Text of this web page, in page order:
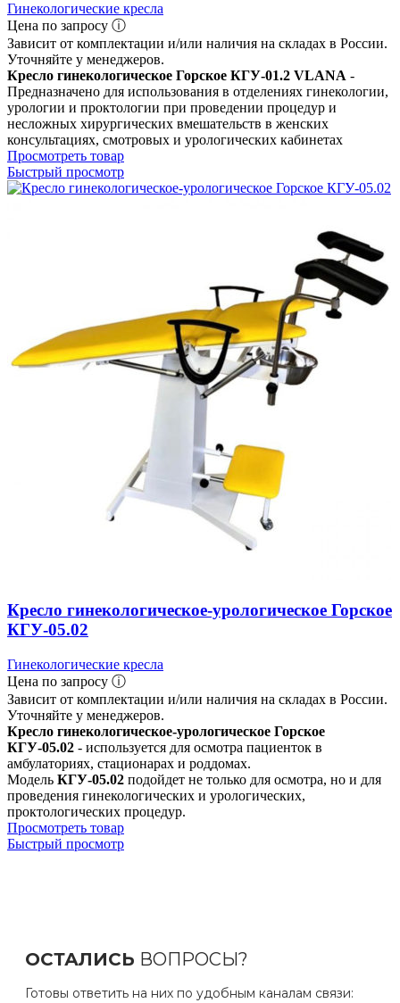
Гинекологические кресла
Цена по запросу ⓘ
Зависит от комплектации и/или наличия на складах в России.
Уточняйте у менеджеров.
Кресло гинекологическое Горское КГУ-01.2 VLANA -
Предназначено для использования в отделениях гинекологии,
урологии и проктологии при проведении процедур и
несложных хирургических вмешательств в женских
консультациях, смотровых и урологических кабинетах
Просмотреть товар
Быстрый просмотр
Кресло гинекологическое-урологическое Горское
КГУ-05.02
Гинекологические кресла
Цена по запросу ⓘ
Зависит от комплектации и/или наличия на складах в России.
Уточняйте у менеджеров.
Кресло гинекологическое-урологическое Горское
КГУ-05.02 - используется для осмотра пациенток в
амбулаториях, стационарах и роддомах.
Модель КГУ-05.02 подойдет не только для осмотра, но и для
проведения гинекологических и урологических,
проктологических процедур.
Просмотреть товар
Быстрый просмотр
ОСТАЛИСЬ ВОПРОСЫ?
Готовы ответить на них по удобным каналам связи: